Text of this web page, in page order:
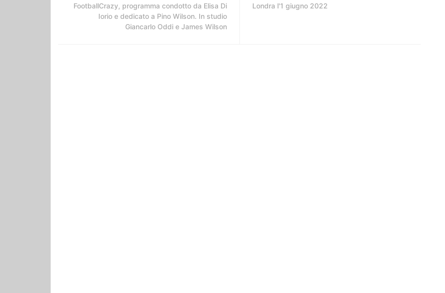
FootballCrazy, programma condotto da Elisa Di
Iorio e dedicato a Pino Wilson. In studio
Giancarlo Oddi e James Wilson
Londra l'1 giugno 2022